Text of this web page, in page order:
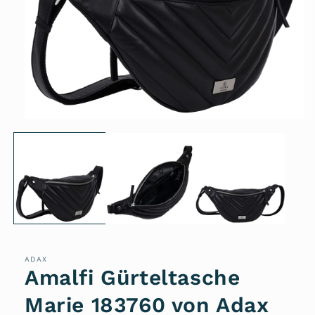
1
ADAX
Amalfi Gürteltasche
Marie 183760 von Adax